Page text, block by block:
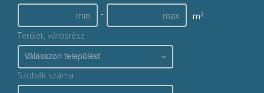
-
m2
Terület, városrész
Válasszon települést
Szobák száma